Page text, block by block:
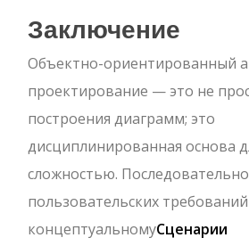
Заключение
Объектно-ориентированный
проектирование — это не
построения диаграмм; это
дисциплинированная основа
сложностью.
пользовательских
концептуальномуСценарии